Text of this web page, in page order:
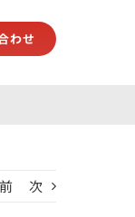
わせ
前 次